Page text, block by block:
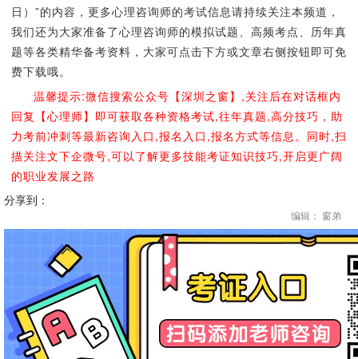
日）”的内容，更多心理咨询师的考试信息请持续关注本频道，
我们还为大家准备了心理咨询师的模拟试题、高频考点、历年真
题等各类精华备考资料，大家可点击下方或文章右侧按钮即可免
费下载哦。
温馨提示:微信搜索公众号【深圳之窗】,关注后在对话框内
回复【心理师】即可获取各种资格考试,往年真题,高分技巧，助
力考前冲刺等最新咨询入口,报名入口,报名方式等信息。同时,扫
描关注文下企微号,可以了解更多技能考证知识技巧,开启更广阔
的职业发展之路
分享到：
编辑： 窗弟